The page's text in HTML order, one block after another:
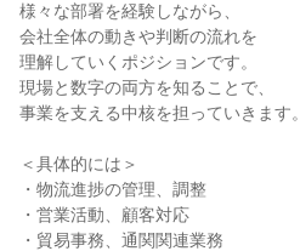
様々な部署を経験しながら、
会社全体の動きや判断の流れを
理解していくポジションです。
現場と数字の両方を知ることで、
事業を支える中核を担っていきます。
＜具体的には＞
・物流進捗の管理、調整
・営業活動、顧客対応
・貿易事務、通関関連業務